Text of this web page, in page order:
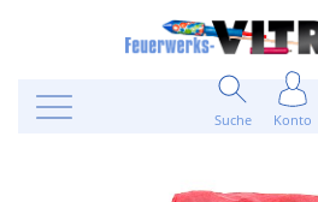
Suche Konto